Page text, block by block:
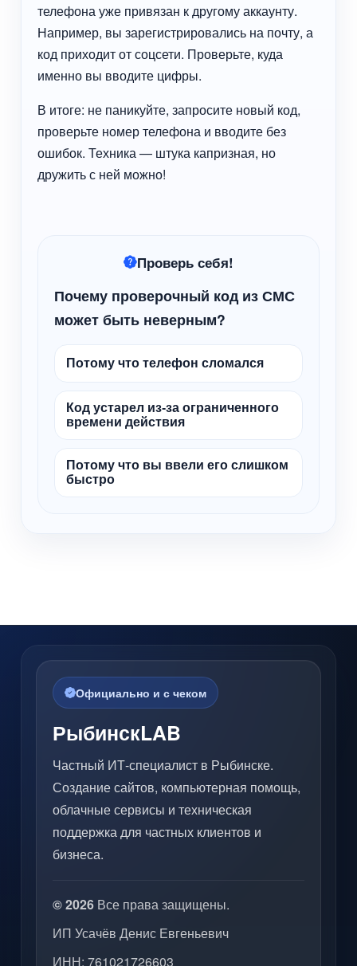
телефона уже привязан к другому аккаунту.
Например, вы зарегистрировались на почту, а
код приходит от соцсети. Проверьте, куда
именно вы вводите цифры.
В итоге: не паникуйте, запросите новый код,
проверьте номер телефона и вводите без
ошибок. Техника — штука капризная, но
дружить с ней можно!
Проверь себя!
Почему проверочный код из СМС
может быть неверным?
Потому что телефон сломался
Код устарел из-за ограниченного
времени действия
Потому что вы ввели его слишком
быстро
Официально и с чеком
РыбинскLAB
Частный ИТ-специалист в Рыбинске.
Создание сайтов, компьютерная помощь,
облачные сервисы и техническая
поддержка для частных клиентов и
бизнеса.
© 2026 Все права защищены.
ИП Усачёв Денис Евгеньевич
ИНН: 761021726603